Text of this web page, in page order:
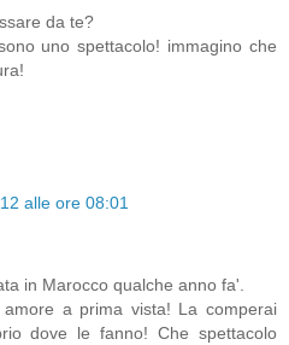
da te?
uno spettacolo! immagino che
alle ore 08:01
in Marocco qualche anno fa'.
a prima vista! La comperai
dove le fanno! Che spettacolo